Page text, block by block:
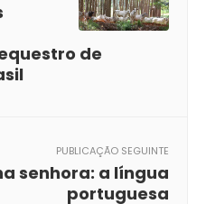
de
PUBLICAÇÃO SEGUINTE
senhora: a língua
portuguesa